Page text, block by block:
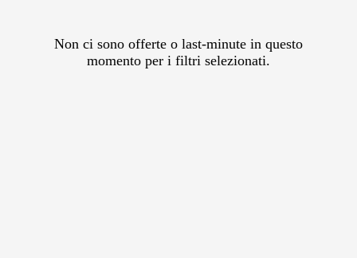
Non ci sono offerte o last-minute in questo
momento per i filtri selezionati.